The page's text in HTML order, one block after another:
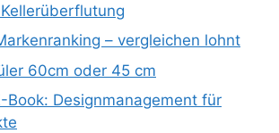
– vergleichen lohnt
60cm oder 45 cm
Book: Designmanagement für